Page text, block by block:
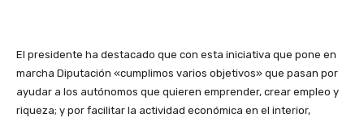
El presidente ha destacado que con esta iniciativa que pone en
marcha Diputación «cumplimos varios objetivos» que pasan por
ayudar a los autónomos que quieren emprender, crear empleo y
riqueza; y por facilitar la actividad económica en el interior,